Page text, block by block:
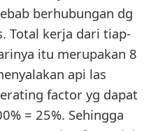
berhubungan dg
Total kerja dari tiap-
itu merupakan 8
api las
factor yg dapat
= 25%. Sehingga